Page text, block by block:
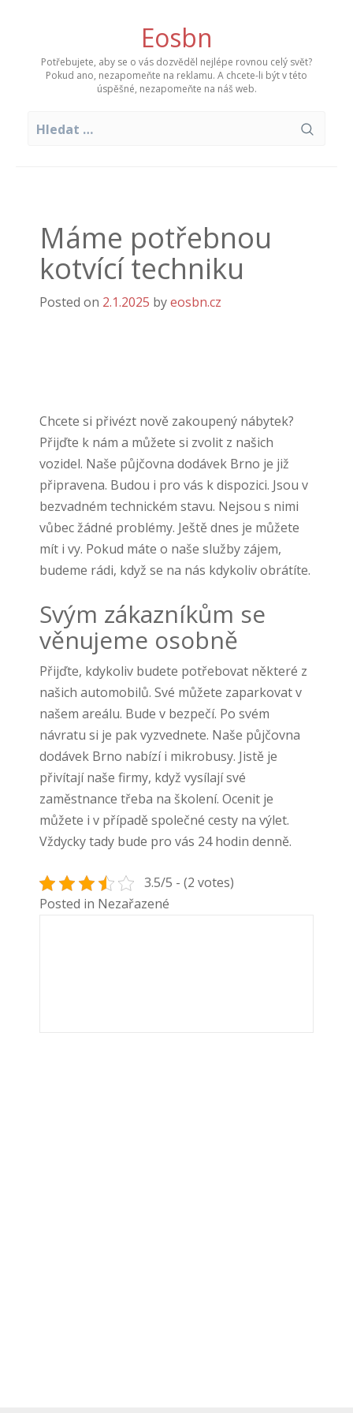
Eosbn
Potřebujete, aby se o vás dozvěděl nejlépe rovnou celý svět?
Pokud ano, nezapomeňte na reklamu. A chcete-li být v této
úspěšné, nezapomeňte na náš web.
Máme potřebnou
kotvící techniku
Posted on 2.1.2025 byeosbn.cz
Chcete si přivézt nově zakoupený nábytek?
Přijďte k nám a můžete si zvolit z našich
vozidel. Naše půjčovna dodávek Brno je již
připravena. Budou i pro vás k dispozici. Jsou v
bezvadném technickém stavu. Nejsou s nimi
vůbec žádné problémy. Ještě dnes je můžete
mít i vy. Pokud máte o naše služby zájem,
budeme rádi, když se na nás kdykoliv obrátíte.
Svým zákazníkům se
věnujeme osobně
Přijďte, kdykoliv budete potřebovat některé z
našich automobilů. Své můžete zaparkovat v
našem areálu. Bude v bezpečí. Po svém
návratu si je pak vyzvednete. Naše půjčovna
dodávek Brno nabízí i mikrobusy. Jistě je
přivítají naše firmy, když vysílají své
zaměstnance třeba na školení. Ocenit je
můžete i v případě společné cesty na výlet.
Vždycky tady bude pro vás 24 hodin denně.
3.5/5 - (2 votes)
Posted in Nezařazené